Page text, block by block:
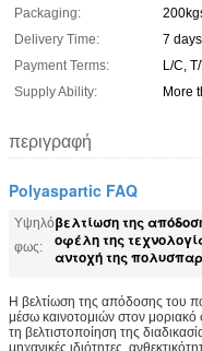
Packaging:
Delivery Time:
7
Payment Terms:
L/C,
Supply Ability:
More
περιγραφή
Polyaspartic FAQ
Υψηλό
φως:
βελτίωση της
οφέλη της
αντοχή της
Η βελτίωση της απόδοσης του
μέσω καινοτομιών στον μοριακό
τη βελτιστοποίηση της
μηχανικές ιδιότητες,